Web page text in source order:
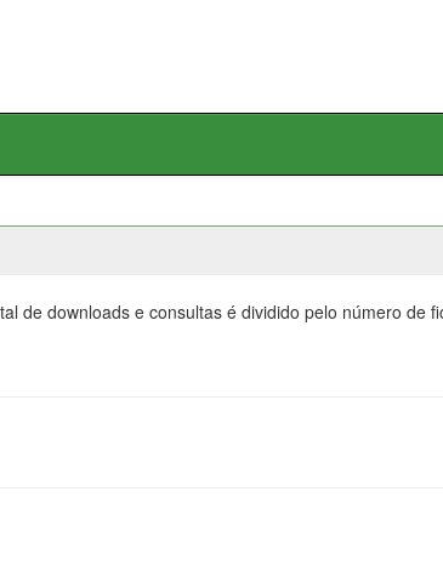
de downloads e consultas é dividido pelo número de